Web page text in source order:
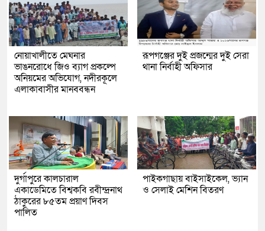
নোয়াখালীতে মেঘনার
ভাঙনরোধে জিও ব্যাগ প্রকল্পে
অনিয়মের অভিযোগ, নদীরকূলে
এলাকাবাসীর মানববন্ধন
রূপগঞ্জের দুই প্রজন্মের দুই সেরা
থানা নির্বাহী অফিসার
দুর্গাপুরে কালচারাল
একাডেমিতে বিশ্বকবি রবীন্দ্রনাথ
ঠাকুরের ৮৫তম প্রয়াণ দিবস
পালিত
পাইকগাছায় বাইসাইকেল, ভ্যান
ও সেলাই মেশিন বিতরণ